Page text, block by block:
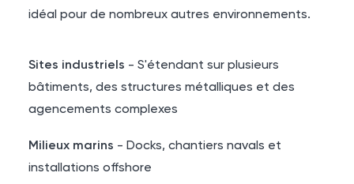
idéal pour de nombreux autres environnements.
Sites industriels - S'étendant sur plusieurs
bâtiments, des structures métalliques et des
agencements complexes
Milieux marins - Docks, chantiers navals et
installations offshore